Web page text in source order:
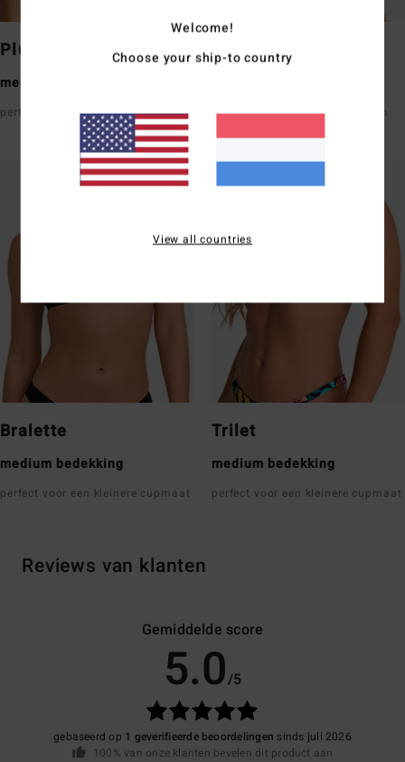
Plunge
medium bedekking
perfect voor een kleinere cupmaat
Bandeau
perfect voor een kleine/medium
Bralette
medium bedekking
perfect voor een kleinere cupmaat
Trilet
medium bedekking
perfect voor een kleinere cupmaat
Reviews van klanten
Gemiddelde score
5.0/5
gebaseerd op 1 geverifieerde beoordelingen sinds juli 2026
100% van onze klanten bevelen dit product aan
Welcome!
Choose your ship-to country
View all countries